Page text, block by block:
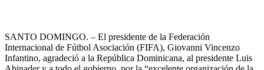
SANTO DOMINGO. – El presidente de la Federación
Internacional de Fútbol Asociación (FIFA), Giovanni Vincenzo
Infantino, agradeció a la República Dominicana, al presidente Luis